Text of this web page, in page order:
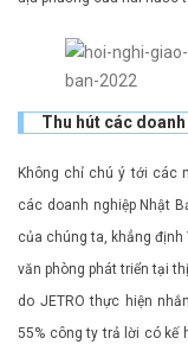
Thu hút các
Không chỉ chú ý tới các
các doanh nghiệp Nhật
của chúng ta, khẳng
văn phòng phát triển tại
do JETRO thực hiện
55% công ty trả lời có kế